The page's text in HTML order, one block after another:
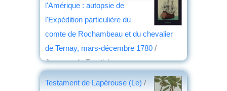
l'Amérique : autopsie de
l'Expédition particulière du
comte de Rochambeau et du chevalier
de Ternay, mars-décembre 1780 /
Jacques de Trentinian
Testament de Lapérouse (Le) /